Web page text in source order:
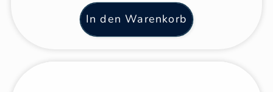
In den Warenkorb